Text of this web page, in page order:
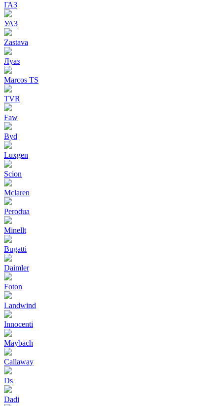
ГАЗ
УАЗ
Zastava
Луаз
Marcos TS
TVR
Faw
Byd
Luxgen
Scion
Mclaren
Perodua
Minellt
Bugatti
Daimler
Foton
Landwind
Innocenti
Maybach
Callaway
Ds
Dadi